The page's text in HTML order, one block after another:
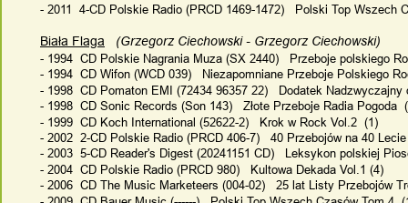
- 2011  4-CD Polskie Radio (PRCD 1469-1472)   Polski Top Wszech
Biała Flaga
   (Grzegorz Ciechowski - Grzegorz Ciechowski)
- 1994  CD Polskie Nagrania Muza (SX 2440)   Przeboje polskiego
- 1994  CD Wifon (WCD 039)   Niezapomniane Przeboje Polskiego
- 1998  CD Pomaton EMI (72434 96357 22)   Dodatek
- 1998  CD Sonic Records (Son 143)   Złote Przeboje Radia Pogoda
- 1999  CD Koch International (52622-2)   Krok w Rock Vol.2  (1)
- 2002  2-CD Polskie Radio (PRCD 406-7)   40 Przebojów na 40
- 2003  5-CD Reader's Digest (20241151 CD)   Leksykon polskiej
- 2004  CD Polskie Radio (PRCD 980)   Kultowa Dekada Vol.1 (4)
- 2006  CD The Music Marketeers (004-02)   25 lat Listy Przebojów